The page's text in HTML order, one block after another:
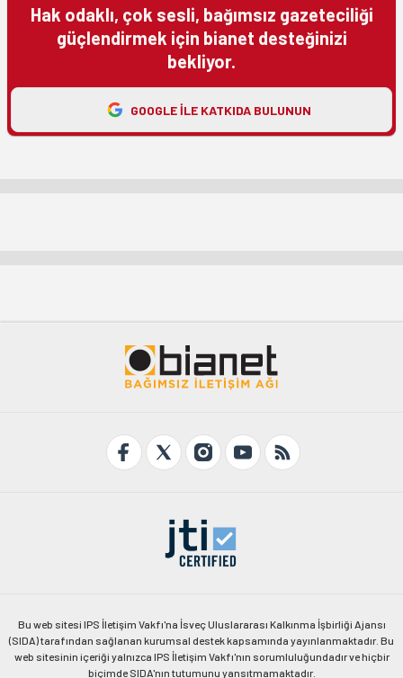
Hak odaklı, çok sesli, bağımsız gazeteciliği
güçlendirmek için bianet desteğinizi
bekliyor.
GOOGLE ILE KATKIDA BULUNUN
Bu web sitesi IPS İletişim Vakfı'na İsveç Uluslararası Kalkınma İşbirliği Ajansı
(SIDA) tarafından sağlanan kurumsal destek kapsamında yayınlanmaktadır. Bu
web sitesinin içeriği yalnızca IPS İletişim Vakfı'nın sorumluluğundadır ve hiçbir
biçimde SIDA'nın tutumunu yansıtmamaktadır.